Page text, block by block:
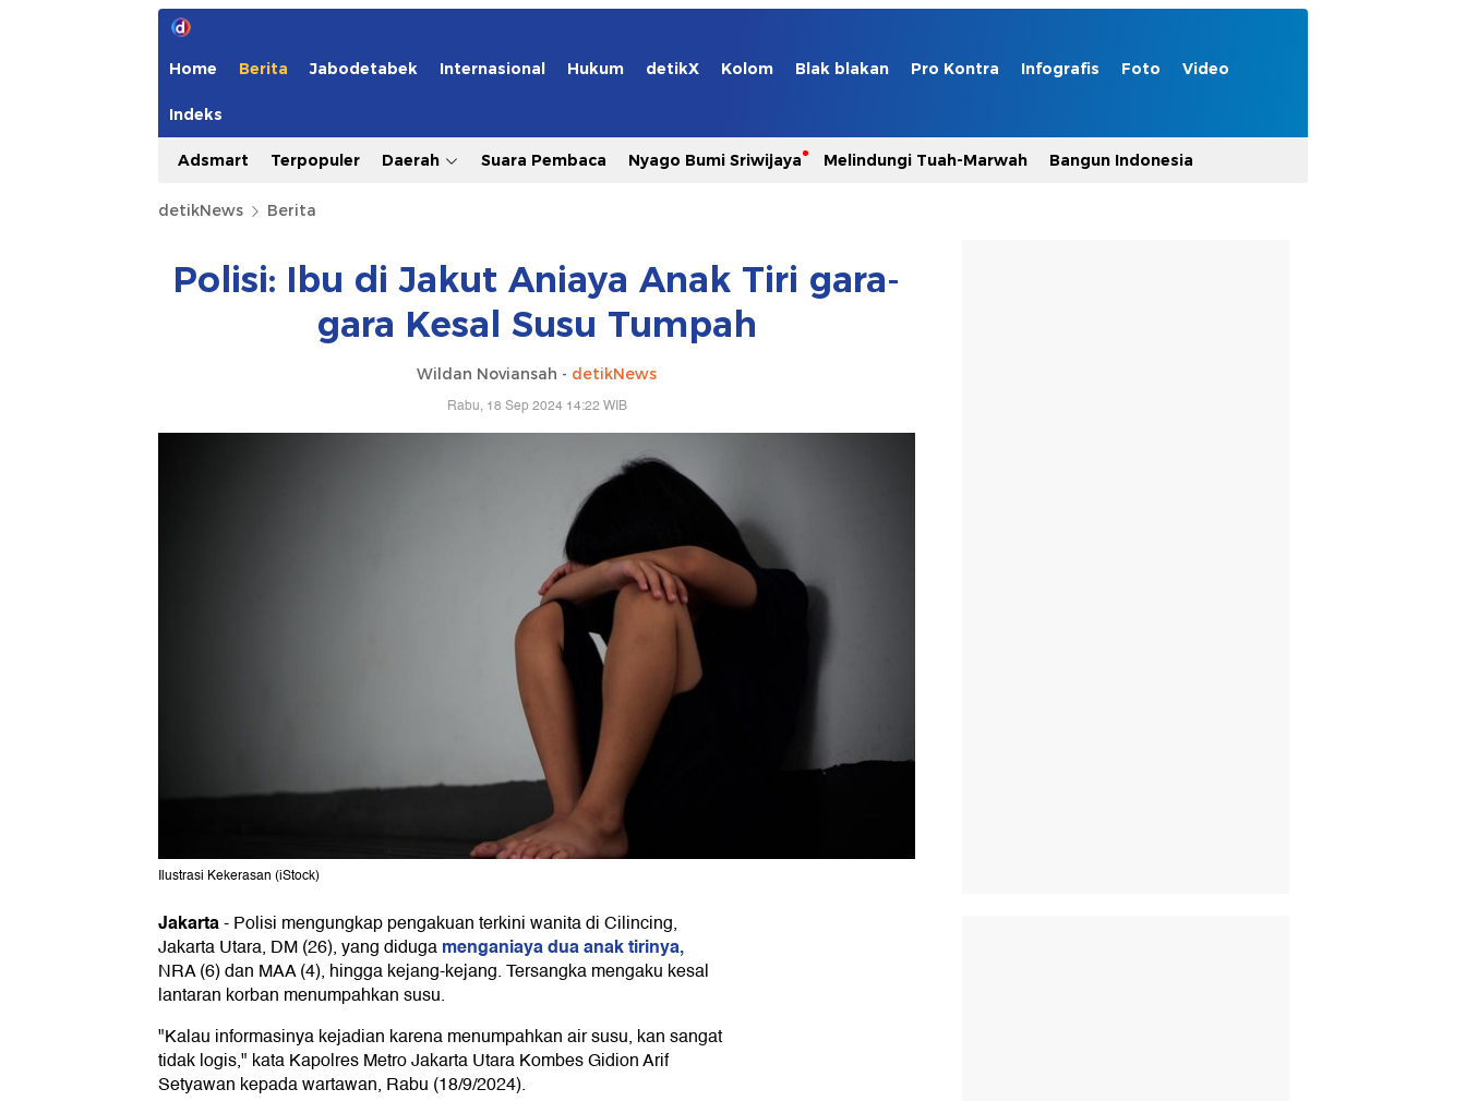
Home Berita Jabodetabek Internasional Hukum detikX Kolom Blak blakan Pro Kontra Infografis Foto Video
Indeks
Adsmart Terpopuler Daerah Suara Pembaca Nyago Bumi Sriwijaya Melindungi Tuah-Marwah Bangun Indonesia
detikNews Berita
Polisi: Ibu di Jakut Aniaya Anak Tiri gara-
gara Kesal Susu Tumpah
Wildan Noviansah - detikNews
Rabu, 18 Sep 2024 14:22 WIB
Ilustrasi Kekerasan (iStock)
Jakarta-Polisi mengungkap pengakuan terkini wanita di Cilincing,
Jakarta Utara, DM (26), yang didugamenganiaya dua anak tirinya,
NRA (6) dan MAA (4), hingga kejang-kejang. Tersangka mengaku kesal
lantaran korban menumpahkan susu.
"Kalau informasinya kejadian karena menumpahkan air susu, kan sangat
tidak logis," kata Kapolres Metro Jakarta Utara Kombes Gidion Arif
Setyawan kepada wartawan, Rabu (18/9/2024).